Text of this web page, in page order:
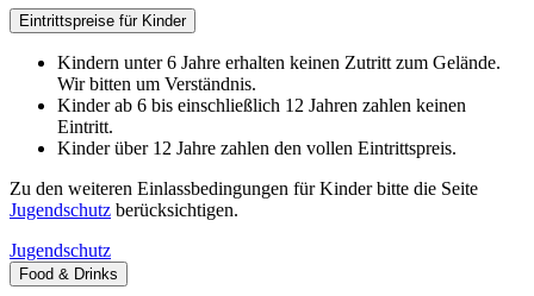
Eintrittspreise für Kinder
Kindern unter 6 Jahre erhalten keinen Zutritt zum Gelände.
Wir bitten um Verständnis.
Kinder ab 6 bis einschließlich 12 Jahren zahlen keinen
Eintritt.
Kinder über 12 Jahre zahlen den vollen Eintrittspreis.
Zu den weiteren Einlassbedingungen für Kinder bitte die Seite
Jugendschutz berücksichtigen.
Jugendschutz
Food & Drinks